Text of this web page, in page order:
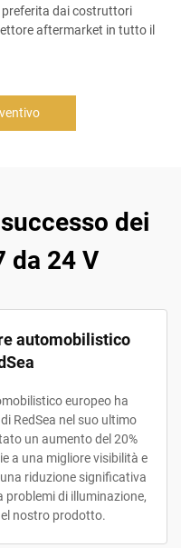
preferita dai costruttori
aftermarket in tutto il
dei
da 24 V
automobilistico
europeo ha
RedSea nel suo ultimo
un aumento del 20%
a una migliore visibilità e
riduzione significativa
problemi di illuminazione,
nostro prodotto.